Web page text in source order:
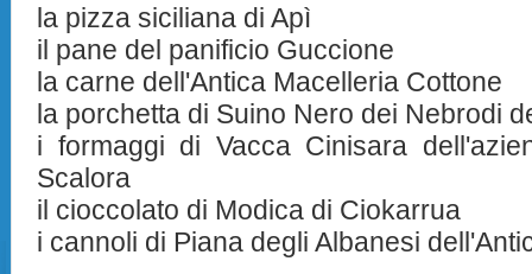
la pizza siciliana di Apì
il pane del panificio Guccione
la carne dell'Antica Macelleria Cottone
la porchetta di Suino Nero dei Nebrodi
i formaggi di Vacca Cinisara
Scalora
il cioccolato di Modica di Ciokarrua
i cannoli di Piana degli Albanesi